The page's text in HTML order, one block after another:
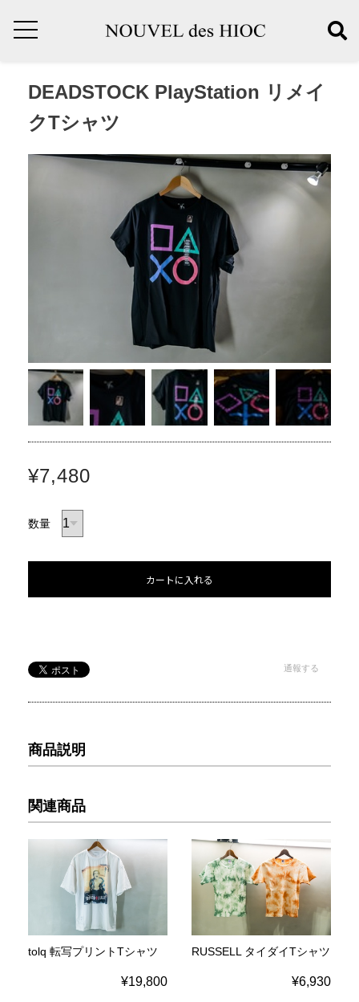
DEADSTOCK PlayStation リメイ
クTシャツ
¥7,480
数量
カートに入れる
通報する
商品説明
関連商品
tolq 転写プリントTシャツ
¥19,800
RUSSELL タイダイTシャツ
¥6,930